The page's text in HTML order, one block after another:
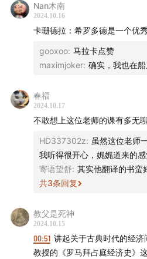
节目统筹 禾放
节目运营 小米粒
节目制作 hualun 思钊 Yo
logo设计 杨文骥
- 音乐 -
Danse Macabre - Busy
- 本节目由JustPod出品 ©
- 互动方式 -
商务合作：ad@justpod.fm
Nan木南
2024.10.16
卡珊德拉：希罗多德是一个优
gooxoo: 马拉卡点赞
maximjoker: 确实，我也在船
春福
2024.10.17
不敢想上这位老师的课有多无
HD337302z: 虽然这位老师
我听得很开心，娓娓道来的感
寄语望舒: 其实他翻译的书蛮
共3条回复
教父是死神
2024.10.15
00:51 讲起关于古典时代的经
教授的《罗马拜占庭经济史》